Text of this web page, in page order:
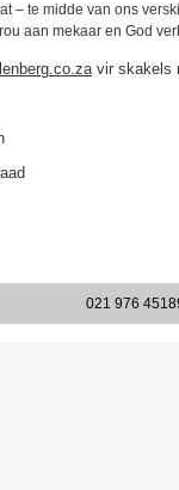
– te midde van ons
aan mekaar en God
vir skakels
021 976